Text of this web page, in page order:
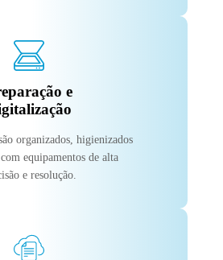
e
organizados, higienizados
com equipamentos de alta
e resolução.